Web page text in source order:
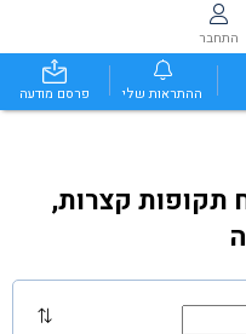
התחבר
ההתראות שלי פרסם מודעה
תקופות קצרות,